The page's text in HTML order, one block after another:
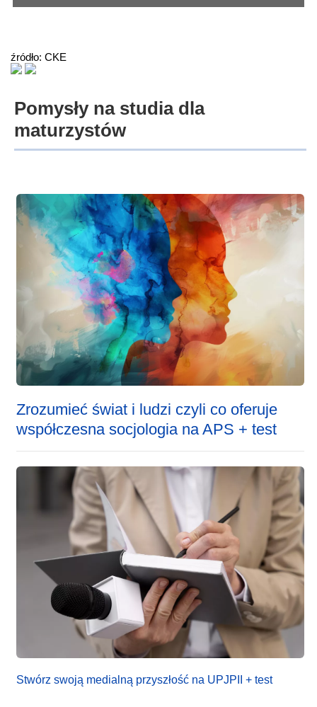
źródło: CKE
Pomysły na studia dla
maturzystów
Zrozumieć świat i ludzi czyli co oferuje
współczesna socjologia na APS + test
Stwórz swoją medialną przyszłość na UPJPII + test